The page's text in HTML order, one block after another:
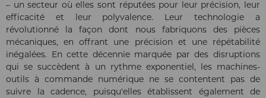
– un secteur où elles sont réputées pour leur précision, leur
efficacité et leur polyvalence. Leur technologie a
révolutionné la façon dont nous fabriquons des pièces
mécaniques, en offrant une précision et une répétabilité
inégalées. En cette décennie marquée par des disruptions
qui se succèdent à un rythme exponentiel, les machines-
outils à commande numérique ne se contentent pas de
suivre la cadence, puisqu'elles établissent également de